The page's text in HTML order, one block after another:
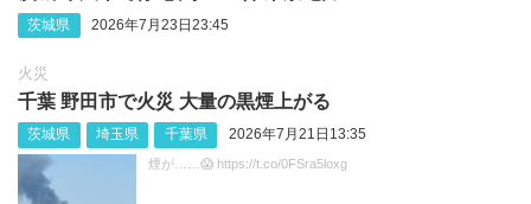
茨城県 2026年7月23日23:45
火災
千葉 野田市で火災 大量の黒煙上がる
茨城県 埼玉県 千葉県 2026年7月21日13:35
煙が……😱 https://t.co/0FSra5loxg